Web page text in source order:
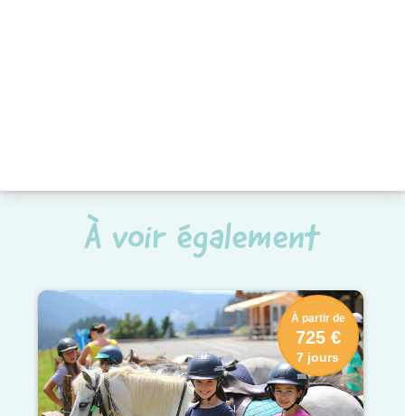
À voir également
À partir de
725 €
7 jours